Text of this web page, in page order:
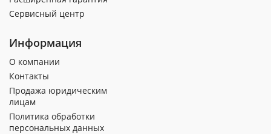
Сервисный центр
Информация
О компании
Контакты
Продажа юридическим
лицам
Политика обработки
персональных данных